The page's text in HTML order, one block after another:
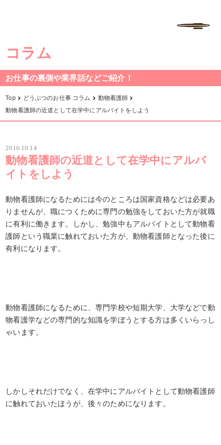
学校法人中村学園 専門学校ちば愛犬動物フラワー学園
MENU
コラム
お仕事の裏側や業界話などご紹介！
Top どうぶつのお仕事 コラム
動物看護師
動物看護師の近道として在学中にアルバイトをしよう
2016.10.14
動物看護師の近道として在学中にアルバ
イトをしよう
動物看護師になるためには今のところは国家資格などは必要あ
りませんが、職につくために専門の勉強をしておいた方が就職
に有利に働きます。しかし、勉強中もアルバイトとして動物看
護師という職業に触れておいた方が、動物看護師となった後に
有利になります。
動物看護師になるために、専門学校や短期大学、大学などで動
物看護学などの専門的な知識を学ぼうとする方は多くいらっし
ゃいます。
しかしそれだけでなく、在学中にアルバイトとして動物看護師
に触れておいたほうが、後々のためになります。